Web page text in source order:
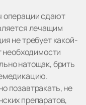
операции сдают
лечащим
не требует какой-
необходимости
натощак, брить
позавтракать, не
препаратов,